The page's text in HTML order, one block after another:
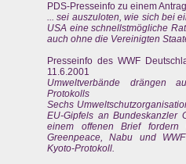
PDS-Presseinfo zu einem
... sei auszuloten, wie sich bei
USA eine schnellstmögliche
auch ohne die Vereinigten
Presseinfo des WWF
11.6.2001
Umweltverbände drängen
Protokolls
Sechs
EU-Gipfels an Bundeskanzler
einem offenen Brief fordern
Greenpeace, Nabu und
Kyoto-Protokoll.